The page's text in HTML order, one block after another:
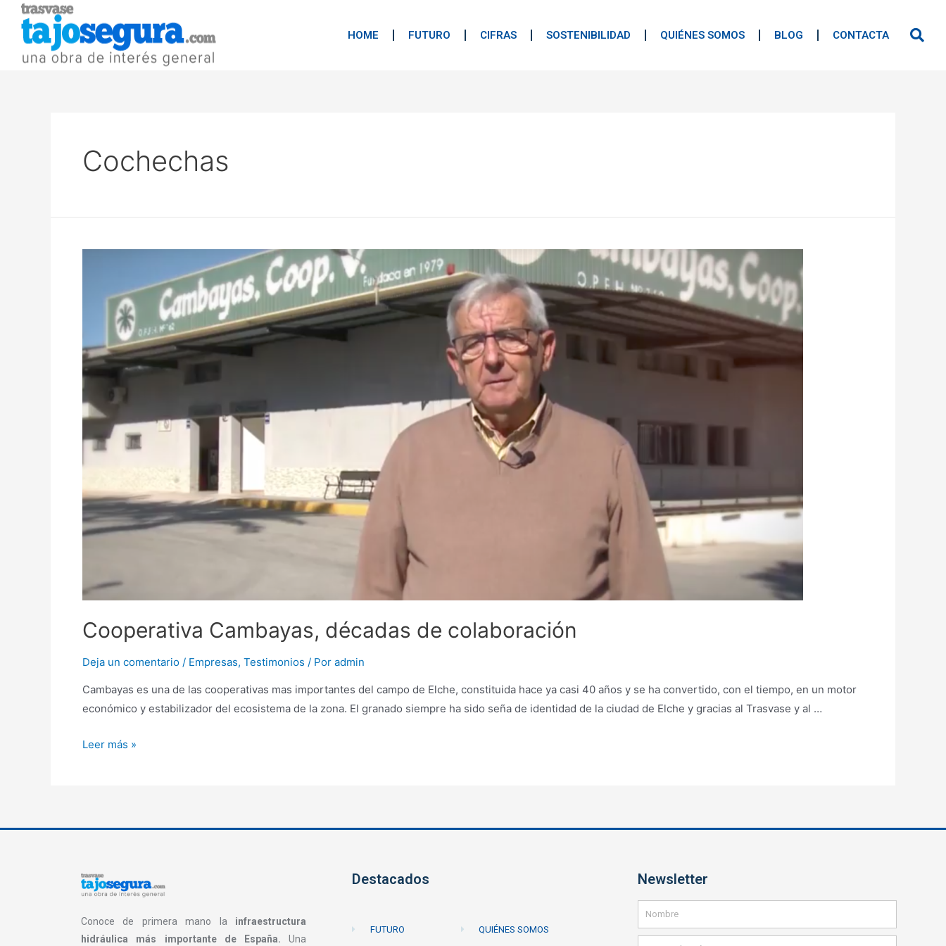
HOME FUTURO CIFRAS SOSTENIBILIDAD QUIÉNES SOMOS BLOG CONTACTA
Cochechas
Cooperativa Cambayas, décadas de colaboración
Deja un comentario / Empresas, Testimonios / Por admin
Cambayas es una de las cooperativas mas importantes del campo de Elche, constituida hace ya casi 40 años y se ha convertido, con el tiempo, en un motor
económico y estabilizador del ecosistema de la zona. El granado siempre ha sido seña de identidad de la ciudad de Elche y gracias al Trasvase y al …
Leer más »
Conoce de primera mano la infraestructura
hidráulica más importante de España.Una
Destacados
FUTURO QUIÉNES SOMOS
Newsletter